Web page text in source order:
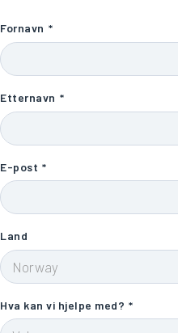
Fornavn *
Etternavn *
E-post *
Land
Hva kan vi hjelpe med? *